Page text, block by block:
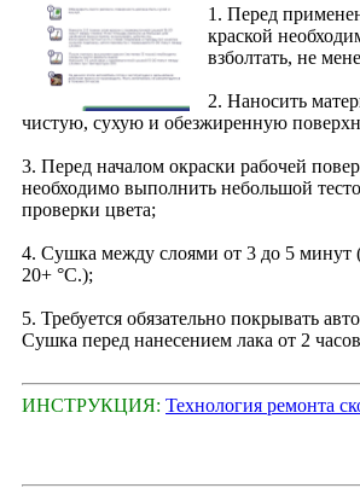
1. Перед
краской
взболтать, не
2. Наносить
чистую, сухую и обезжиренную
3. Перед началом окраски рабочей
необходимо выполнить небольшой
проверки цвета;
4. Сушка между слоями от 3 до 5 минут
20+ °С.);
5. Требуется обязательно покрывать
Сушка перед нанесением лака от 2 часов
ИНСТРУКЦИЯ: Технология ремонта